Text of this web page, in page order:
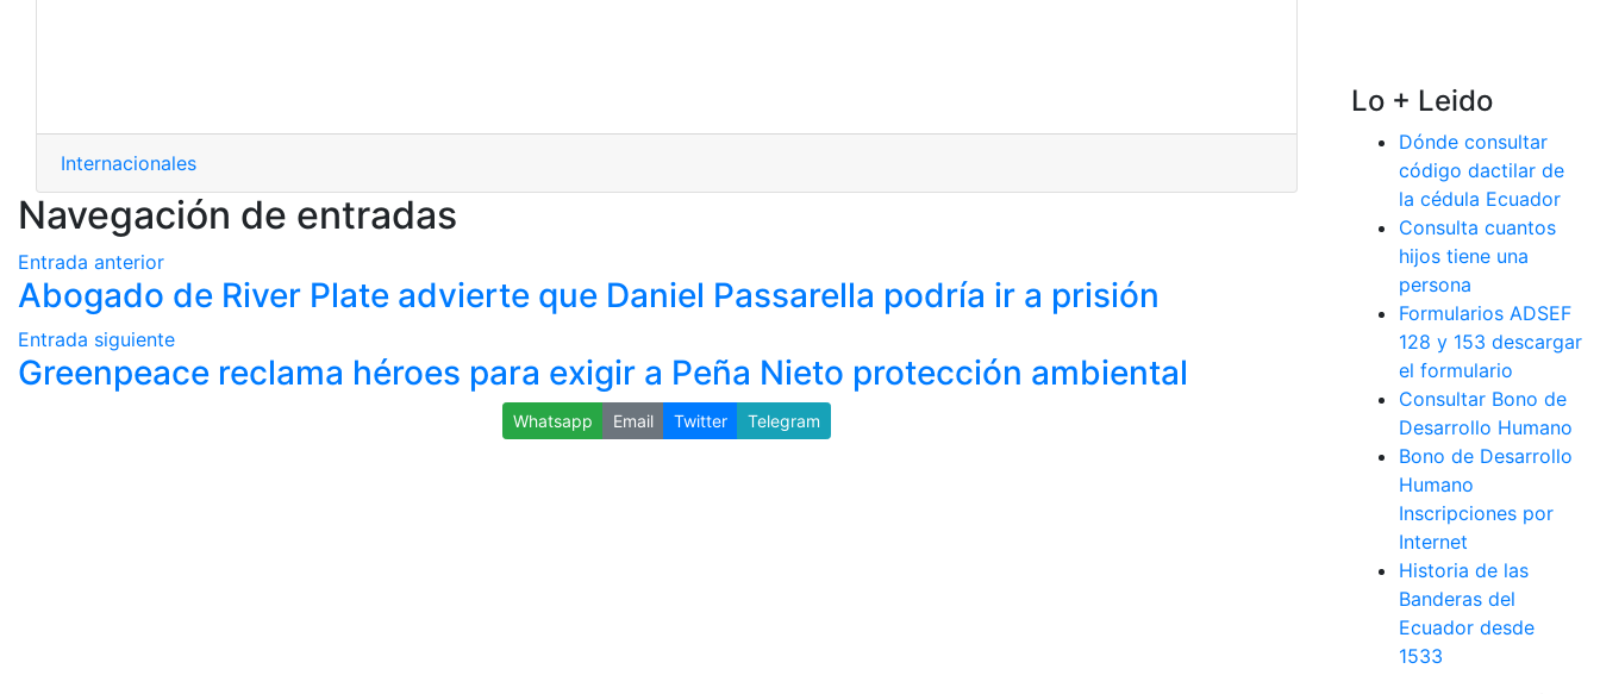
Internacionales
Navegación de entradas
Entrada anterior
Abogado de River Plate advierte que Daniel Passarella podría ir a prisión
Entrada siguiente
Greenpeace reclama héroes para exigir a Peña Nieto protección ambiental
Whatsapp Email Twitter Telegram
Lo + Leido
Dónde consultar
código dactilar de
la cédula Ecuador
Consulta cuantos
hijos tiene una
persona
Formularios ADSEF
128 y 153 descargar
el formulario
Consultar Bono de
Desarrollo Humano
Bono de Desarrollo
Humano
Inscripciones por
Internet
Historia de las
Banderas del
Ecuador desde
1533